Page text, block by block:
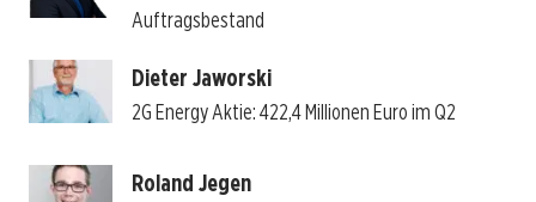
Auftragsbestand
Dieter Jaworski
2G Energy Aktie: 422,4 Millionen Euro im Q2
Roland Jegen